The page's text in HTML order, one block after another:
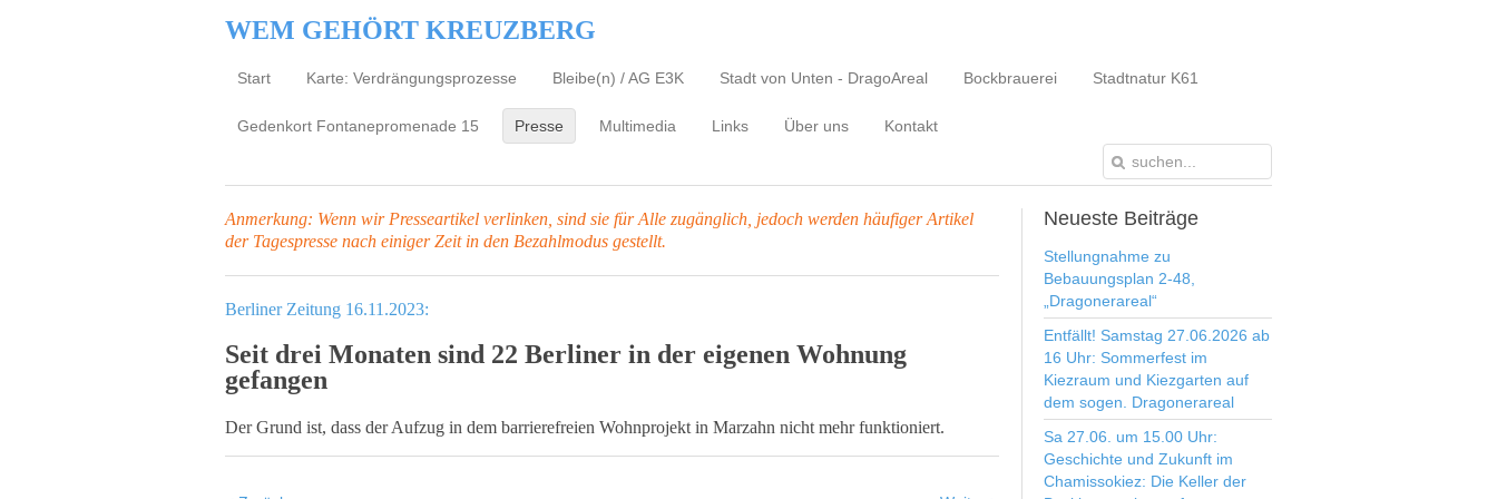
WEM GEHÖRT KREUZBERG
Start Karte: Verdrängungsprozesse Bleibe(n) / AG E3K Stadt von Unten - DragoAreal Bockbrauerei Stadtnatur K61
Gedenkort Fontanepromenade 15 Presse Multimedia Links Über uns Kontakt
Anmerkung: Wenn wir Presseartikel verlinken, sind sie für Alle zugänglich, jedoch werden häufiger Artikel
der Tagespresse nach einiger Zeit in den Bezahlmodus gestellt.
Berliner Zeitung 16.11.2023:
Seit drei Monaten sind 22 Berliner in der eigenen Wohnung
gefangen
Der Grund ist, dass der Aufzug in dem barrierefreien Wohnprojekt in Marzahn nicht mehr funktioniert.
Neueste Beiträge
Stellungnahme zu
Bebauungsplan 2-48,
„Dragonerareal“
Entfällt! Samstag 27.06.2026 ab
16 Uhr: Sommerfest im
Kiezraum und Kiezgarten auf
dem sogen. Dragonerareal
Sa 27.06. um 15.00 Uhr:
Geschichte und Zukunft im
Chamissokiez: Die Keller der